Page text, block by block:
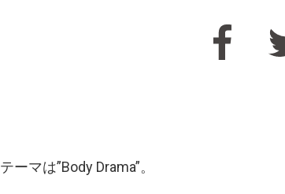
ーマは”Body Drama”。